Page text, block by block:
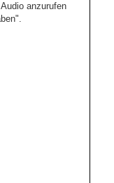
anzurufen